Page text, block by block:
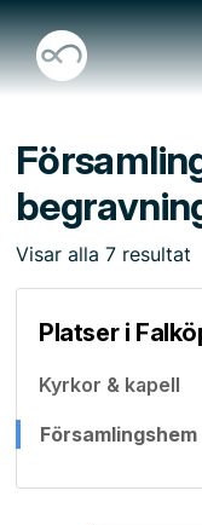
Visar alla 7 resultat
Platser i
Kyrkor & kapell
Församlingshem